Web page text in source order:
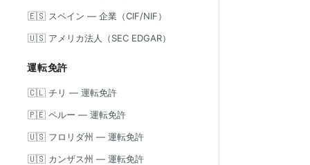
🇪🇸 スペイン — 企業（CIF/NIF）
🇺🇸 アメリカ法人（SEC EDGAR）
運転免許
🇨🇱 チリ — 運転免許
🇵🇪 ペルー — 運転免許
🇺🇸 フロリダ州 — 運転免許
🇺🇸 カンザス州 — 運転免許